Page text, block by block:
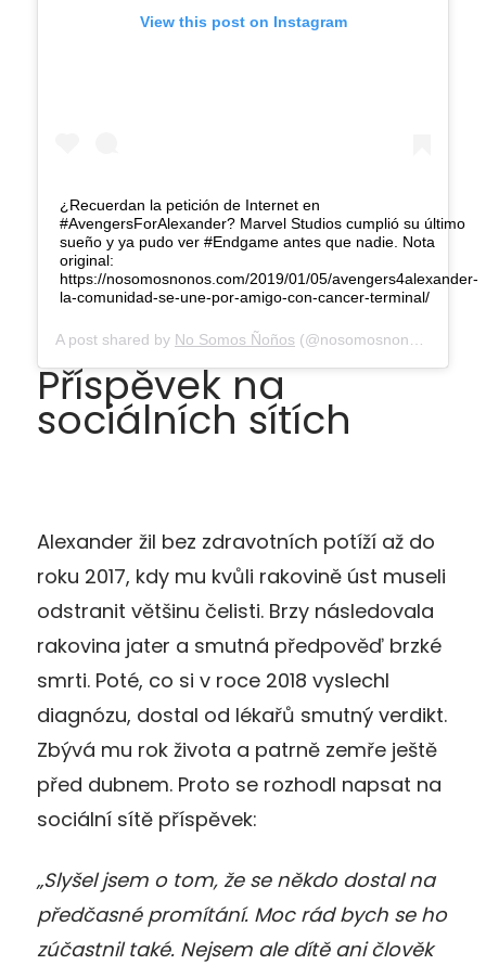
View this post on Instagram
¿Recuerdan la petición de Internet en
#AvengersForAlexander? Marvel Studios cumplió su último
sueño y ya pudo ver #Endgame antes que nadie. Nota
original:
https://nosomosnonos.com/2019/01/05/avengers4alexander-
la-comunidad-se-une-por-amigo-con-cancer-terminal/
A post shared by No Somos Ñoños (@nosomosnonos) on
Příspěvek na
sociálních sítích
Alexander žil bez zdravotních potíží až do
roku 2017, kdy mu kvůli rakovině úst museli
odstranit většinu čelisti. Brzy následovala
rakovina jater a smutná předpověď brzké
smrti. Poté, co si v roce 2018 vyslechl
diagnózu, dostal od lékařů smutný verdikt.
Zbývá mu rok života a patrně zemře ještě
před dubnem. Proto se rozhodl napsat na
sociální sítě příspěvek:
„Slyšel jsem o tom, že se někdo dostal na
předčasné promítání. Moc rád bych se ho
zúčastnil také. Nejsem ale dítě ani člověk